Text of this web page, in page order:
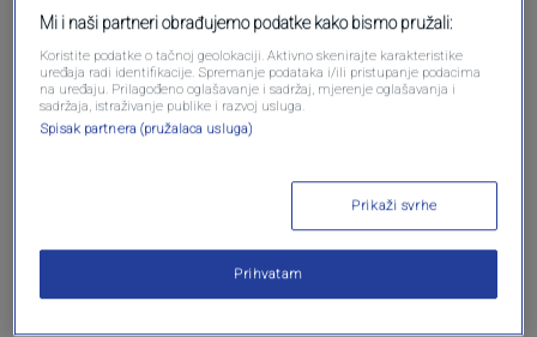
Oglas
NAJČITANIJE
Mi i naši partneri obrađujemo podatke kako bismo pružali:
Koristite podatke o tačnoj geolokaciji. Aktivno skenirajte karakteristike
uređaja radi identifikacije. Spremanje podataka i/ili pristupanje podacima
na uređaju. Prilagođeno oglašavanje i sadržaj, mjerenje oglašavanja i
sadržaja, istraživanje publike i razvoj usluga.
Spisak partnera (pružalaca usluga)
Prikaži svrhe
Prihvatam